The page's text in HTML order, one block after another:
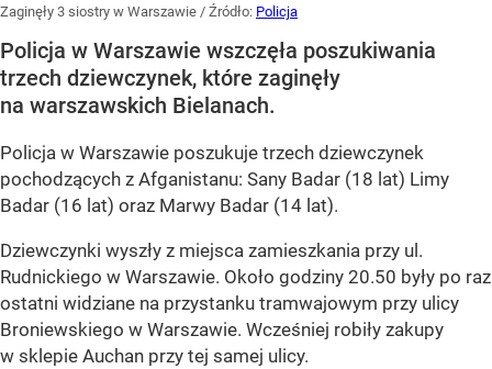
Zaginęły 3 siostry w Warszawie / Źródło: Policja
Policja w Warszawie wszczęła poszukiwania
trzech dziewczynek, które zaginęły
na warszawskich Bielanach.
Policja w Warszawie poszukuje trzech dziewczynek
pochodzących z Afganistanu: Sany Badar (18 lat) Limy
Badar (16 lat) oraz Marwy Badar (14 lat).
Dziewczynki wyszły z miejsca zamieszkania przy ul.
Rudnickiego w Warszawie. Około godziny 20.50 były po raz
ostatni widziane na przystanku tramwajowym przy ulicy
Broniewskiego w Warszawie. Wcześniej robiły zakupy
w sklepie Auchan przy tej samej ulicy.